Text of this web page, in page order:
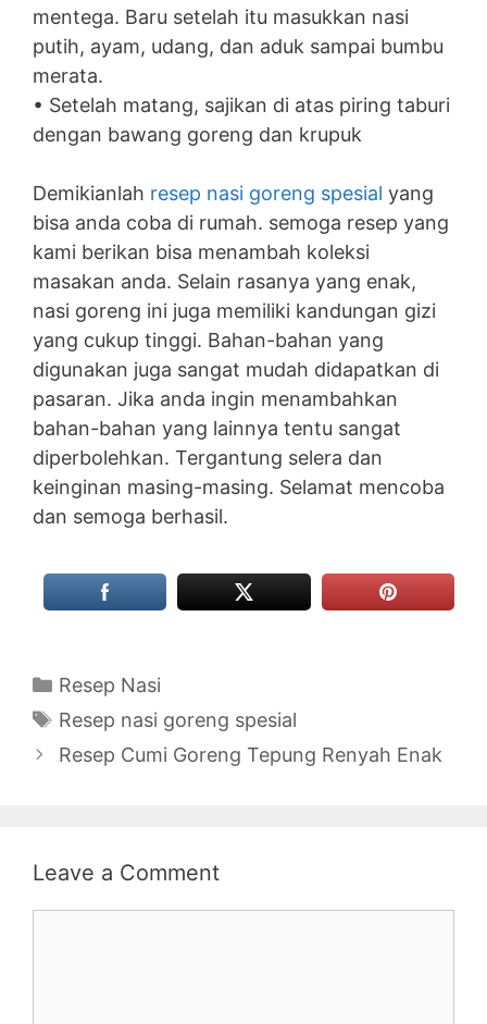
mentega. Baru setelah itu masukkan nasi
putih, ayam, udang, dan aduk sampai bumbu
merata.
• Setelah matang, sajikan di atas piring taburi
dengan bawang goreng dan krupuk
Demikianlah resep nasi goreng spesial yang
bisa anda coba di rumah. semoga resep yang
kami berikan bisa menambah koleksi
masakan anda. Selain rasanya yang enak,
nasi goreng ini juga memiliki kandungan gizi
yang cukup tinggi. Bahan-bahan yang
digunakan juga sangat mudah didapatkan di
pasaran. Jika anda ingin menambahkan
bahan-bahan yang lainnya tentu sangat
diperbolehkan. Tergantung selera dan
keinginan masing-masing. Selamat mencoba
dan semoga berhasil.
Categories
Resep Nasi
Tags
Resep nasi goreng spesial
Resep Cumi Goreng Tepung Renyah Enak
Leave a Comment